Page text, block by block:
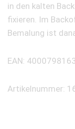
in den kalten
fixieren. Im
Bemalung ist
EAN:
Artikelnummer: